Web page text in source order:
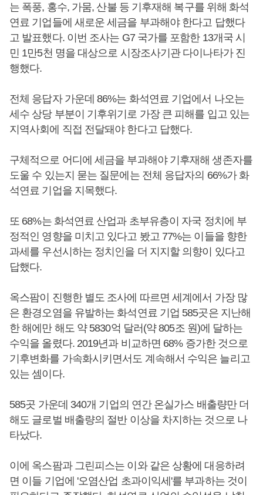
는 폭풍, 홍수, 가뭄, 산불 등 기후재해 복구를 위해 화석
연료 기업들에 새로운 세금을 부과해야 한다고 답했다
고 발표했다. 이번 조사는 G7 국가를 포함한 13개국 시
민 1만5천 명을 대상으로 시장조사기관 다이나타가 진
행했다.
전체 응답자 가운데 86%는 화석연료 기업에서 나오는
세수 상당 부분이 기후위기로 가장 큰 피해를 입고 있는
지역사회에 직접 전달돼야 한다고 답했다.
구체적으로 어디에 세금을 부과해야 기후재해 생존자를
도울 수 있는지 묻는 질문에는 전체 응답자의 66%가 화
석연료 기업을 지목했다.
또 68%는 화석연료 산업과 초부유층이 자국 정치에 부
정적인 영향을 미치고 있다고 봤고 77%는 이들을 향한
과세를 우선시하는 정치인을 더 지지할 의향이 있다고
답했다.
옥스팜이 진행한 별도 조사에 따르면 세계에서 가장 많
은 환경오염을 유발하는 화석연료 기업 585곳은 지난해
한 해에만 해도 약 5830억 달러(약 805조 원)에 달하는
수익을 올렸다. 2019년과 비교하면 68% 증가한 것으로
기후변화를 가속화시키면서도 계속해서 수익은 늘리고
있는 셈이다.
585곳 가운데 340개 기업의 연간 온실가스 배출량만 더
해도 글로벌 배출량의 절반 이상을 차지하는 것으로 나
타났다.
이에 옥스팜과 그린피스는 이와 같은 상황에 대응하려
면 이들 기업에 '오염산업 초과이익세'를 부과하는 것이